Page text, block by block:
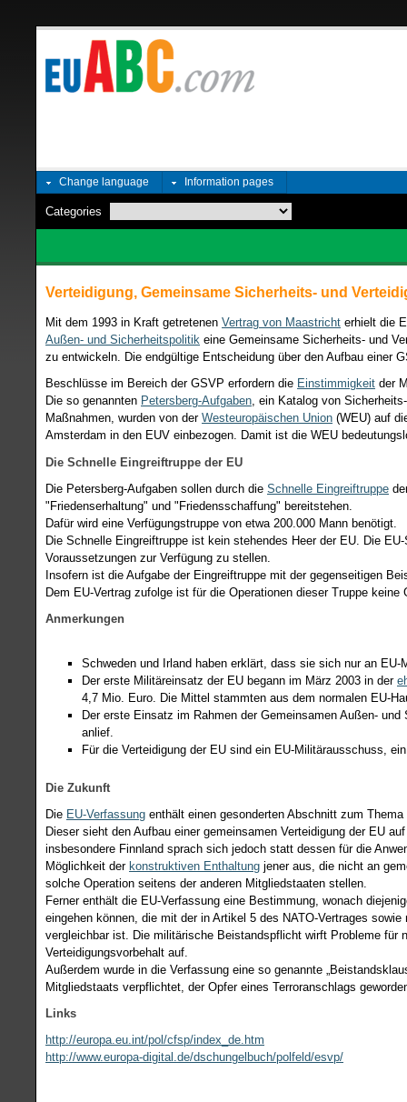
Change language Information pages
Categories
Verteidigung, Gemeinsame Sicherheits- und
Mit dem 1993 in Kraft getretenen Vertrag von Maastricht erhielt die
Außen- und Sicherheitspolitik eine Gemeinsame Sicherheits- und
zu entwickeln. Die endgültige Entscheidung über den Aufbau einer
Beschlüsse im Bereich der GSVP erfordern die Einstimmigkeit der
Die so genannten Petersberg-Aufgaben, ein Katalog von
Maßnahmen, wurden von der Westeuropäischen Union (WEU) auf
Amsterdam in den EUV einbezogen. Damit ist die WEU
Die Schnelle Eingreiftruppe der EU
Die Petersberg-Aufgaben sollen durch die Schnelle Eingreiftruppe
"Friedenserhaltung" und "Friedensschaffung" bereitstehen.
Dafür wird eine Verfügungstruppe von etwa 200.000 Mann benötigt.
Die Schnelle Eingreiftruppe ist kein stehendes Heer der EU. Die
Voraussetzungen zur Verfügung zu stellen.
Insofern ist die Aufgabe der Eingreiftruppe mit der gegenseitigen
Dem EU-Vertrag zufolge ist für die Operationen dieser Truppe
Anmerkungen
Schweden und Irland haben erklärt, dass sie sich nur an
Der erste Militäreinsatz der EU begann im März 2003 in der
4,7 Mio. Euro. Die Mittel stammten aus dem normalen EU-
Der erste Einsatz im Rahmen der Gemeinsamen Außen-
anlief.
Für die Verteidigung der EU sind ein EU-Militärausschuss,
Die Zukunft
Die EU-Verfassung enthält einen gesonderten Abschnitt zum
Dieser sieht den Aufbau einer gemeinsamen Verteidigung der EU
insbesondere Finnland sprach sich jedoch statt dessen für die
Möglichkeit der konstruktiven Enthaltung jener aus, die nicht an
solche Operation seitens der anderen Mitgliedstaaten stellen.
Ferner enthält die EU-Verfassung eine Bestimmung, wonach
eingehen können, die mit der in Artikel 5 des NATO-Vertrages
vergleichbar ist. Die militärische Beistandspflicht wirft Probleme für
Verteidigungsvorbehalt auf.
Außerdem wurde in die Verfassung eine so genannte
Mitgliedstaats verpflichtet, der Opfer eines Terroranschlags
Links
http://europa.eu.int/pol/cfsp/index_de.htm
http://www.europa-digital.de/dschungelbuch/polfeld/esvp/